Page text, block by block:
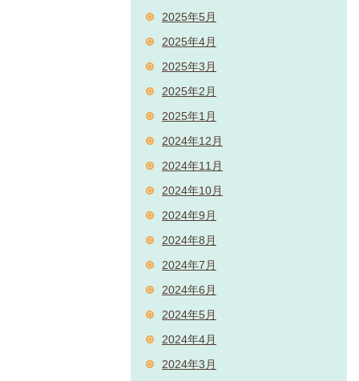
2025年5月
2025年4月
2025年3月
2025年2月
2025年1月
2024年12月
2024年11月
2024年10月
2024年9月
2024年8月
2024年7月
2024年6月
2024年5月
2024年4月
2024年3月